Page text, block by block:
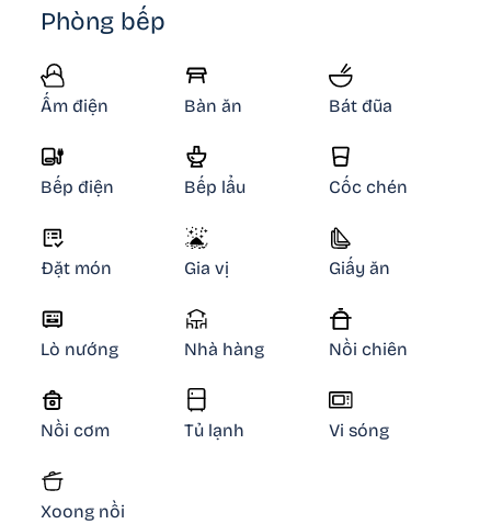
Phòng bếp
Ấm điện Bàn ăn Bát đũa
Bếp điện Bếp lẩu Cốc chén
Đặt món Gia vị Giấy ăn
Lò nướng Nhà hàng Nồi chiên
Nồi cơm Tủ lạnh Vi sóng
Xoong nồi